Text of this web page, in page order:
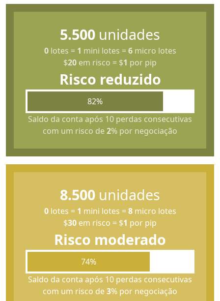
5.500 unidades
0lotes = 1 mini lotes =6micro lotes
$20 em risco = $1 por pip
Risco reduzido
82%
Saldo da conta após 10 perdas consecutivas
com um risco de2% por negociação
8.500 unidades
0lotes = 1 mini lotes =8micro lotes
$30 em risco = $1 por pip
Risco moderado
74%
Saldo da conta após 10 perdas consecutivas
com um risco de3% por negociação